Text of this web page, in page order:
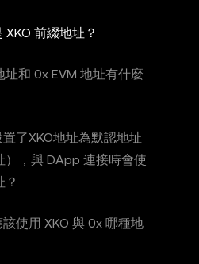
XKO 前綴地址？
址和 0x EVM 地址有什麼
了XKO地址為默認地址
），與 DApp 連接時會使
？
使用 XKO 與 0x 哪種地